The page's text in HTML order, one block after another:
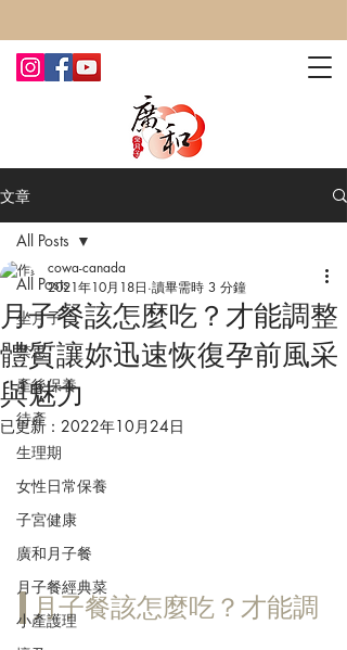
文章
All Posts
坐月子
禁忌
產後保養
待產
生理期
女性日常保養
子宮健康
廣和月子餐
月子餐經典菜
小產護理
All Posts
月子餐該怎麼吃？才能調整
體質讓妳迅速恢復孕前風采
與魅力
cowa-canada
2021年10月18日 讀畢需時 3 分鐘
已更新： 2022年10月24日
月子餐該怎麼吃？才能調